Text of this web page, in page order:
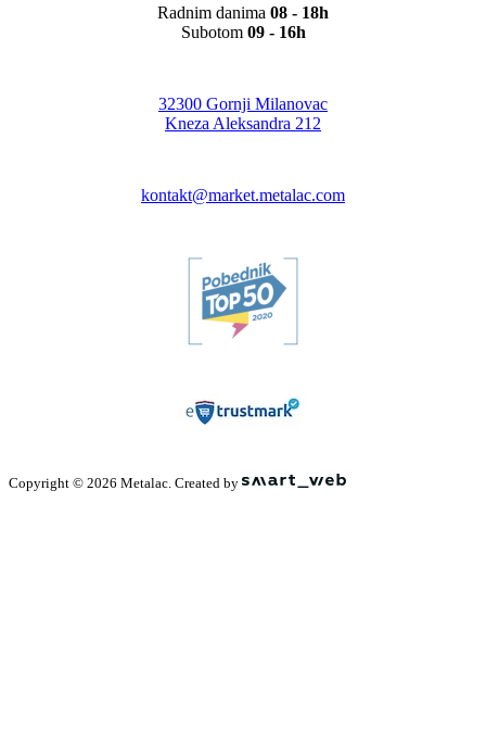
Radnim danima 08 - 18h
Subotom 09 - 16h
32300 Gornji Milanovac
Kneza Aleksandra 212
kontakt@market.metalac.com
Copyright © 2026 Metalac. Created by